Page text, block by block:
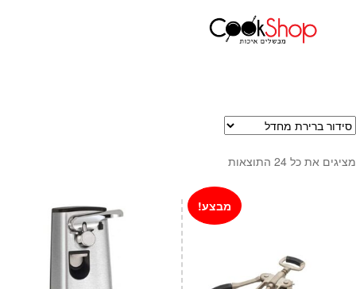
סירים
מחבתות
מוצרי חשמל למטבח
גאדג'טס וכלי מטבח
סכינים
עמוד הבית גאדג'טס וכלי מטבח
מציגים את כל ⁦24⁩ התוצאות
מבצע!